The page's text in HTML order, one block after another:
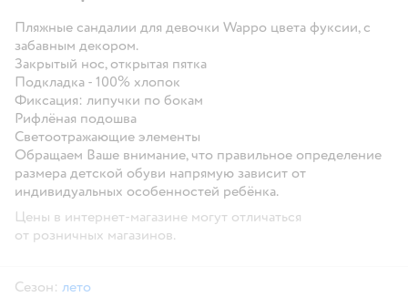
Пляжные сандалии для девочки Wappo цвета фуксии, с
забавным декором.
Закрытый нос, открытая пятка
Подкладка - 100% хлопок
Фиксация: липучки по бокам
Рифлёная подошва
Светоотражающие элементы
Обращаем Ваше внимание, что правильное определение
размера детской обуви напрямую зависит от
индивидуальных особенностей ребёнка.
Цены в интернет-магазине могут отличаться
от розничных магазинов.
Сезон: лето